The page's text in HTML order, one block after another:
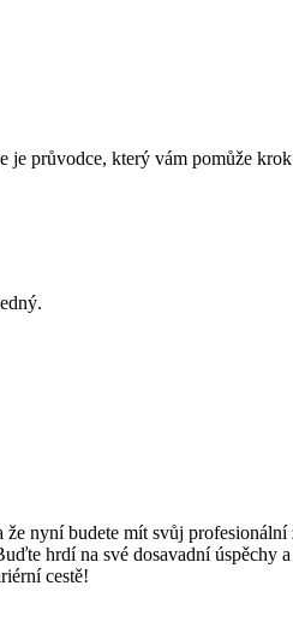
je průvodce, který vám pomůže
nyní budete mít svůj
hrdí na své dosavadní úspěchy a
cestě!